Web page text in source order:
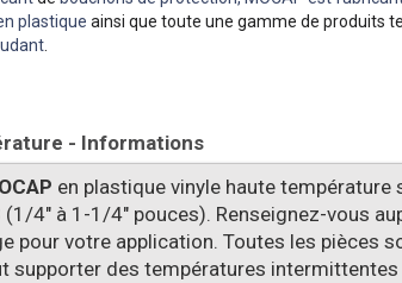
plastique ainsi que toute une gamme de produits
.
- Informations
en plastique vinyle haute
4" à 1-1/4" pouces). Renseignez-vous
pour votre application. Toutes les pièces
supporter des températures intermittentes